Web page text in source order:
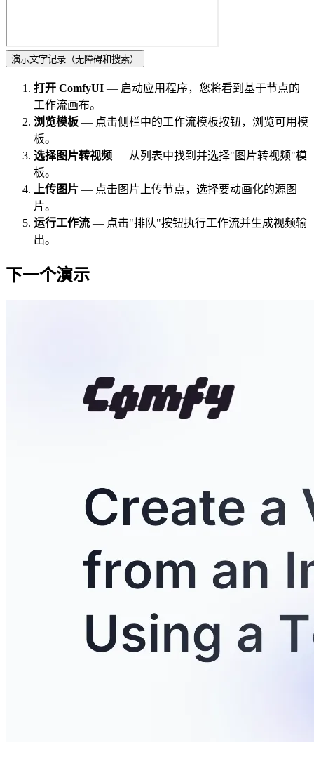
演示文字记录 （无障碍和搜索）
打开 ComfyUI — 启动应用程序，您将看到基于节点的
工作流画布。
浏览模板 — 点击侧栏中的工作流模板按钮，浏览可用模
板。
选择图片转视频 — 从列表中找到并选择"图片转视频"模
板。
上传图片 — 点击图片上传节点，选择要动画化的源图
片。
运行工作流 — 点击"排队"按钮执行工作流并生成视频输
出。
下一个演示